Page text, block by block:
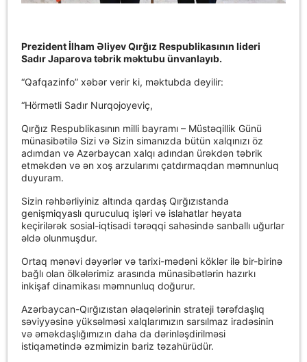
Prezident İlham Əliyev Qırğız Respublikasının lideri
Sadır Japarova təbrik məktubu ünvanlayıb.
“Qafqazinfo” xəbər verir ki, məktubda deyilir:
“Hörmətli Sadır Nurqojoyeviç,
Qırğız Respublikasının milli bayramı – Müstəqillik Günü
münasibətilə Sizi və Sizin simanızda bütün xalqınızı öz
adımdan və Azərbaycan xalqı adından ürəkdən təbrik
etməkdən və ən xoş arzularımı çatdırmaqdan məmnunluq
duyuram.
Sizin rəhbərliyiniz altında qardaş Qırğızıstanda
genişmiqyaslı quruculuq işləri və islahatlar həyata
keçirilərək sosial-iqtisadi tərəqqi sahəsində sanballı uğurlar
əldə olunmuşdur.
Ortaq mənəvi dəyərlər və tarixi-mədəni köklər ilə bir-birinə
bağlı olan ölkələrimiz arasında münasibətlərin hazırkı
inkişaf dinamikası məmnunluq doğurur.
Azərbaycan-Qırğızıstan əlaqələrinin strateji tərəfdaşlıq
səviyyəsinə yüksəlməsi xalqlarımızın sarsılmaz iradəsinin
və əməkdaşlığımızın daha da dərinləşdirilməsi
istiqamətində əzmimizin bariz təzahürüdür.